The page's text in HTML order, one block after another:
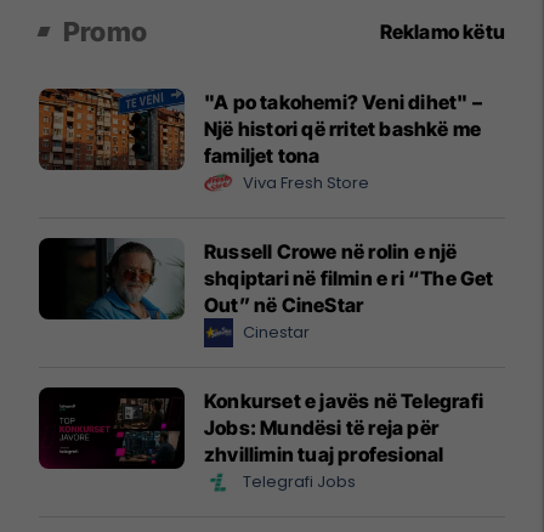
Promo Reklamo këtu
"A po takohemi? Veni dihet" –
Një histori që rritet bashkë me
familjet tona
Viva Fresh Store
Russell Crowe në rolin e një
shqiptari në filmin e ri “The Get
Out” në CineStar
Cinestar
Konkurset e javës në Telegrafi
Jobs: Mundësi të reja për
zhvillimin tuaj profesional
Telegrafi Jobs